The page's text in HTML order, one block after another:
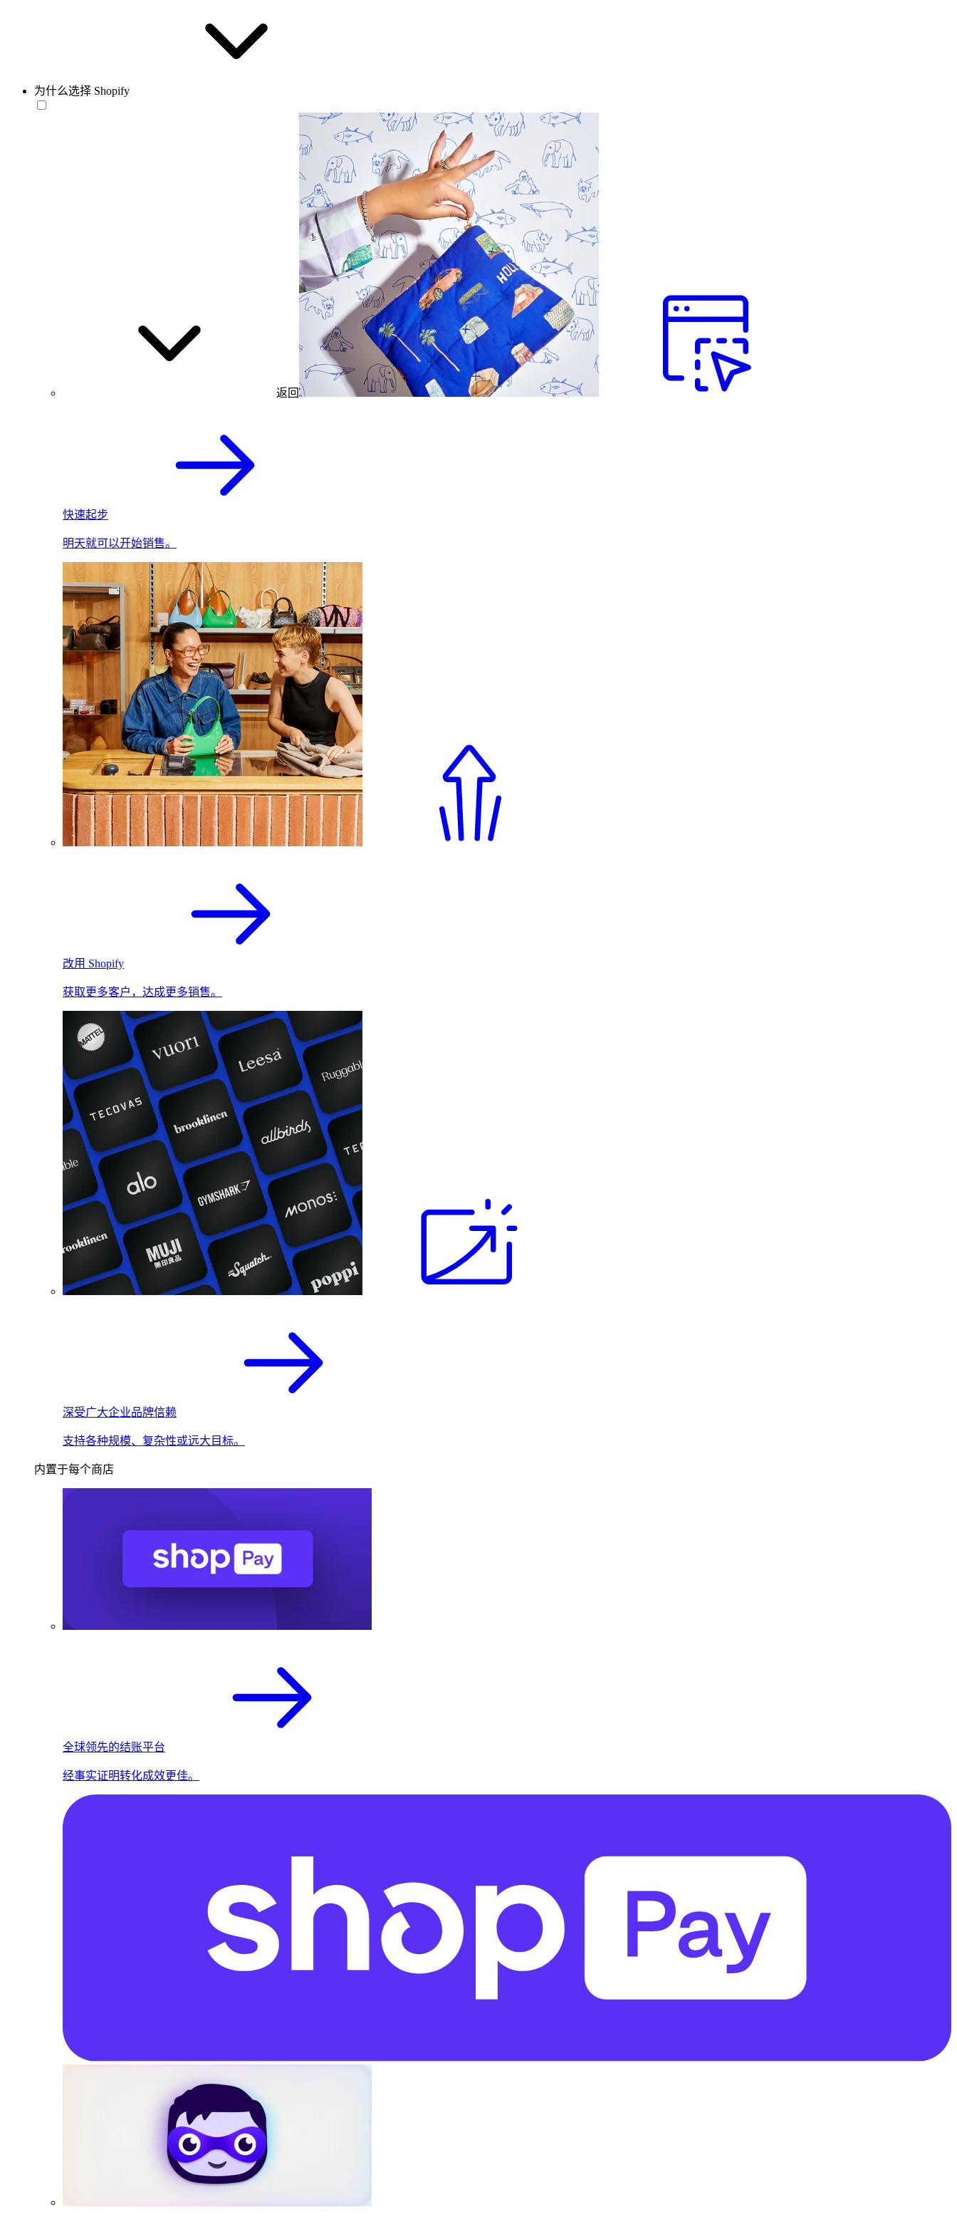
为什么选择 Shopify
返回
快速起步
明天就可以开始销售。
改用 Shopify
获取更多客户，达成更多销售。
深受广大企业品牌信赖
支持各种规模、复杂性或远大目标。
内置于每个商店
全球领先的结账平台
经事实证明转化成效更佳。